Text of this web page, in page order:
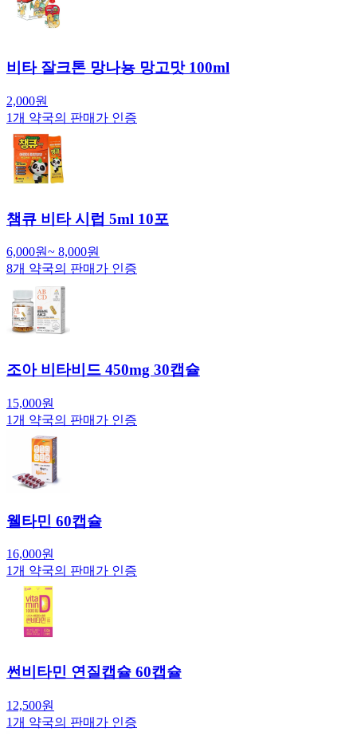
비타 잘크톤 망나뇽 망고맛 100ml
2,000원
1개 약국의 판매가 인증
챔큐 비타 시럽 5ml 10포
6,000원~ 8,000원
8개 약국의 판매가 인증
조아 비타비드 450mg 30캡슐
15,000원
1개 약국의 판매가 인증
웰타민 60캡슐
16,000원
1개 약국의 판매가 인증
썬비타민 연질캡슐 60캡슐
12,500원
1개 약국의 판매가 인증